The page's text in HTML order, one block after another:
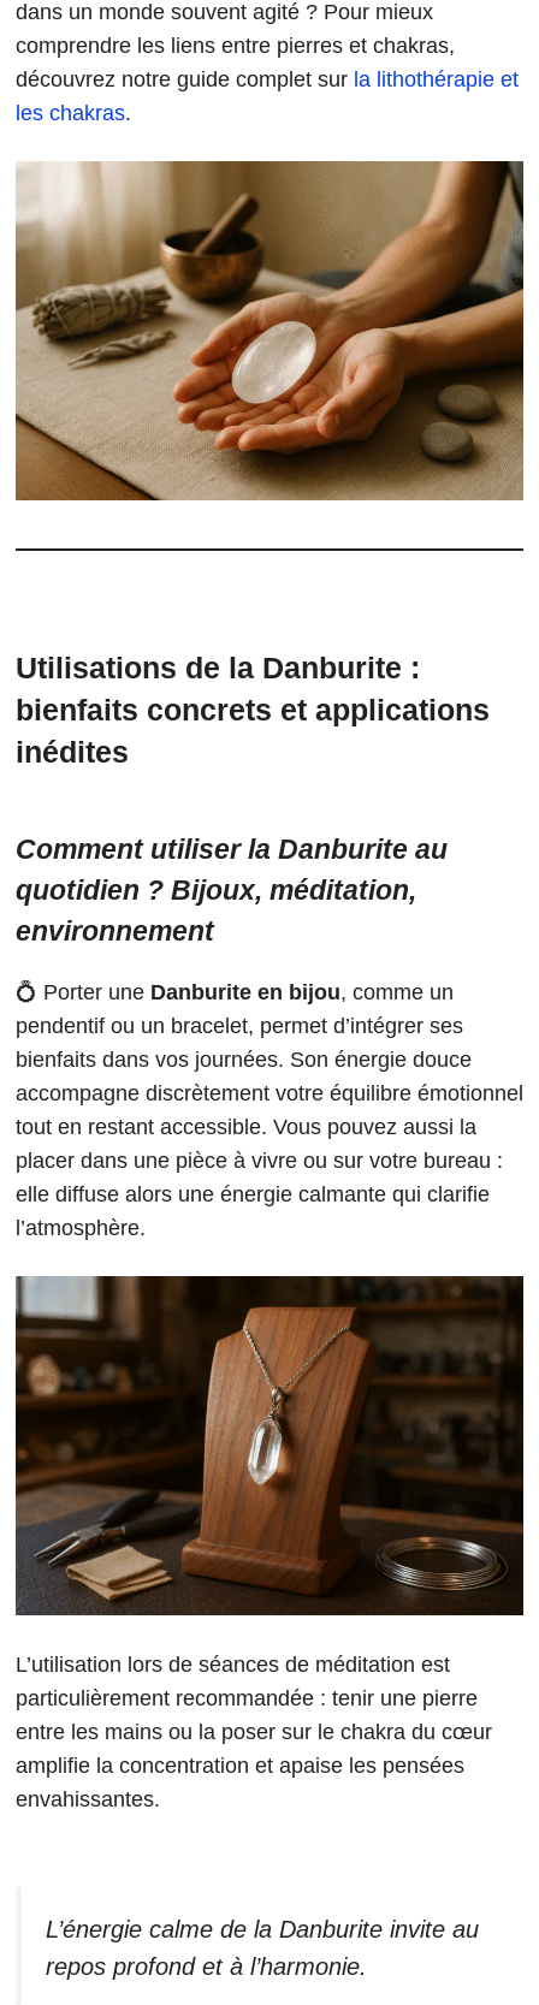
dans un monde souvent agité ? Pour mieux
comprendre les liens entre pierres et chakras,
découvrez notre guide complet sur la lithothérapie et
les chakras.
Utilisations de la Danburite :
bienfaits concrets et applications
inédites
Comment utiliser la Danburite au
quotidien ? Bijoux, méditation,
environnement
💍 Porter une Danburite en bijou, comme un
pendentif ou un bracelet, permet d’intégrer ses
bienfaits dans vos journées. Son énergie douce
accompagne discrètement votre équilibre émotionnel
tout en restant accessible. Vous pouvez aussi la
placer dans une pièce à vivre ou sur votre bureau :
elle diffuse alors une énergie calmante qui clarifie
l’atmosphère.
L’utilisation lors de séances de méditation est
particulièrement recommandée : tenir une pierre
entre les mains ou la poser sur le chakra du cœur
amplifie la concentration et apaise les pensées
envahissantes.
L’énergie calme de la Danburite invite au
repos profond et à l’harmonie.